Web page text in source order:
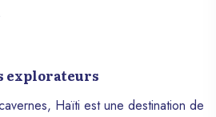
explorateurs
Haïti est une destination de